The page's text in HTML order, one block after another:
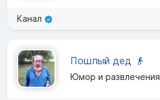
Канал
Пошлый дед 👴
Юмор и развлечения